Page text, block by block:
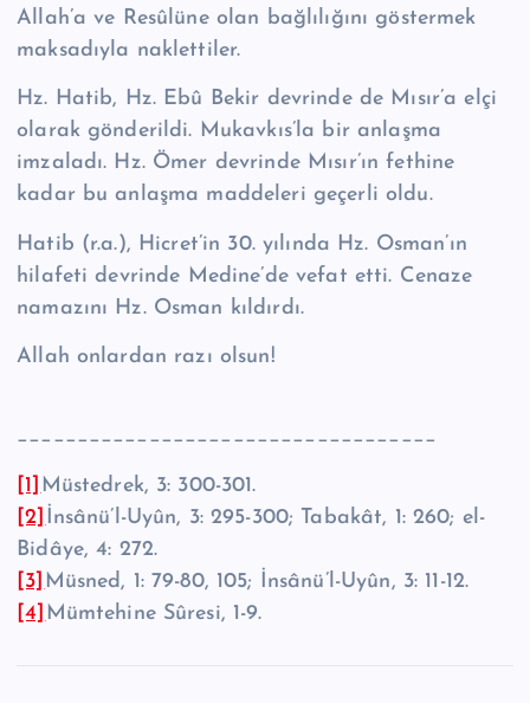
Allah’a ve Resûlüne olan bağlılığını göstermek
maksadıyla naklettiler.
Hz. Hatib, Hz. Ebû Bekir devrinde de Mısır’a elçi
olarak gönderildi. Mukavkıs’la bir anlaşma
imzaladı. Hz. Ömer devrinde Mısır’ın fethine
kadar bu an­laşma maddeleri geçerli oldu.
Hatib (r.a.), Hicret’in 30. yılında Hz. Osman’ın
hilafeti devrinde Medine’de vefat etti. Cenaze
namazını Hz. Osman kıldırdı.
Allah onlardan razı olsun!
___________________________________
[1] Müstedrek, 3: 300-301.
[2]
İnsânü’l-Uyûn, 3: 295-300; Tabakât, 1: 260; el-
Bidâye, 4: 272.
[3] Müsned, 1: 79-80, 105; İnsânü’l-Uyûn, 3: 11-12.
[4] Mümtehine Sûresi, 1-9.